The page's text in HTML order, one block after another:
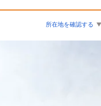
所在地を確認する